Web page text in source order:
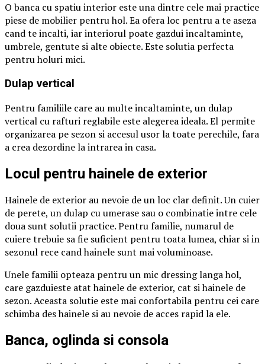
O banca cu spatiu interior este una dintre cele mai practice
piese de mobilier pentru hol. Ea ofera loc pentru a te aseza
cand te incalti, iar interiorul poate gazdui incaltaminte,
umbrele, gentute si alte obiecte. Este solutia perfecta
pentru holuri mici.
Dulap vertical
Pentru familiile care au multe incaltaminte, un dulap
vertical cu rafturi reglabile este alegerea ideala. El permite
organizarea pe sezon si accesul usor la toate perechile, fara
a crea dezordine la intrarea in casa.
Locul pentru hainele de exterior
Hainele de exterior au nevoie de un loc clar definit. Un cuier
de perete, un dulap cu umerase sau o combinatie intre cele
doua sunt solutii practice. Pentru familie, numarul de
cuiere trebuie sa fie suficient pentru toata lumea, chiar si in
sezonul rece cand hainele sunt mai voluminoase.
Unele familii opteaza pentru un mic dressing langa hol,
care gazduieste atat hainele de exterior, cat si hainele de
sezon. Aceasta solutie este mai confortabila pentru cei care
schimba des hainele si au nevoie de acces rapid la ele.
Banca, oglinda si consola